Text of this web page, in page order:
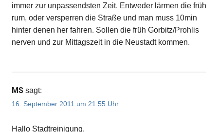
immer zur unpassendsten Zeit. Entweder lärmen die früh
rum, oder versperren die Straße und man muss 10min
hinter denen her fahren. Sollen die früh Gorbitz/Prohlis
nerven und zur Mittagszeit in die Neustadt kommen.
MS sagt:
16. September 2011 um 21:55 Uhr
Hallo Stadtreinigung,